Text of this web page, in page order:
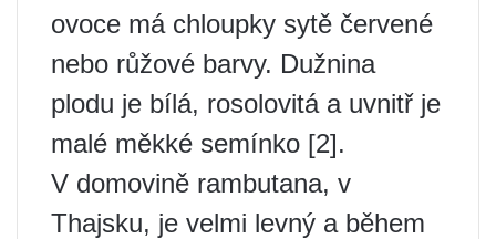
ovoce má chloupky sytě červené
nebo růžové barvy. Dužnina
plodu je bílá, rosolovitá a uvnitř je
malé měkké semínko [2].
V domovině rambutana, v
Thajsku, je velmi levný a během